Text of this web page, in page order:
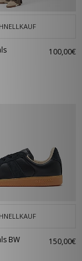
100,00€
BW
150,00€